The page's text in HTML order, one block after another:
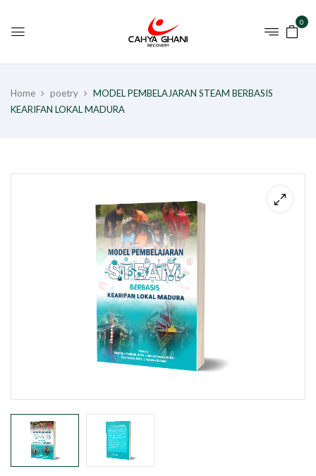
0
Home poetry
MODEL PEMBELAJARAN STEAM BERBASIS
KEARIFAN LOKAL MADURA